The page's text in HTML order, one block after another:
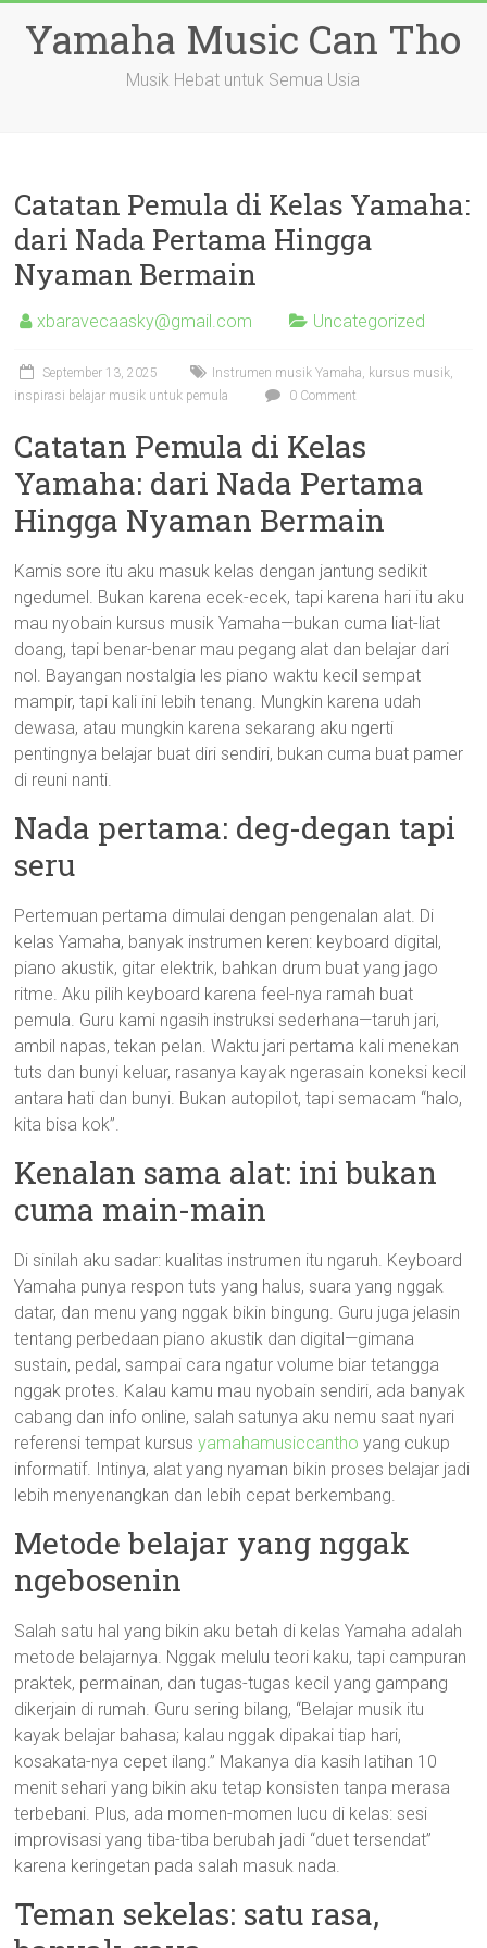
contentYamaha Music Can Tho
Musik Hebat untuk Semua Usia
Catatan Pemula di Kelas Yamaha:
dari Nada Pertama Hingga
Nyaman Bermain
xbaravecaasky@gmail.com Uncategorized
September 13, 2025
Instrumen musik Yamaha, kursus musik,
inspirasi belajar musik untuk pemula
0 Comment
Catatan Pemula di Kelas
Yamaha: dari Nada Pertama
Hingga Nyaman Bermain
Kamis sore itu aku masuk kelas dengan jantung sedikit
ngedumel. Bukan karena ecek-ecek, tapi karena hari itu aku
mau nyobain kursus musik Yamaha—bukan cuma liat-liat
doang, tapi benar-benar mau pegang alat dan belajar dari
nol. Bayangan nostalgia les piano waktu kecil sempat
mampir, tapi kali ini lebih tenang. Mungkin karena udah
dewasa, atau mungkin karena sekarang aku ngerti
pentingnya belajar buat diri sendiri, bukan cuma buat pamer
di reuni nanti.
Nada pertama: deg-degan tapi
seru
Pertemuan pertama dimulai dengan pengenalan alat. Di
kelas Yamaha, banyak instrumen keren: keyboard digital,
piano akustik, gitar elektrik, bahkan drum buat yang jago
ritme. Aku pilih keyboard karena feel-nya ramah buat
pemula. Guru kami ngasih instruksi sederhana—taruh jari,
ambil napas, tekan pelan. Waktu jari pertama kali menekan
tuts dan bunyi keluar, rasanya kayak ngerasain koneksi kecil
antara hati dan bunyi. Bukan autopilot, tapi semacam “halo,
kita bisa kok”.
Kenalan sama alat: ini bukan
cuma main-main
Di sinilah aku sadar: kualitas instrumen itu ngaruh. Keyboard
Yamaha punya respon tuts yang halus, suara yang nggak
datar, dan menu yang nggak bikin bingung. Guru juga jelasin
tentang perbedaan piano akustik dan digital—gimana
sustain, pedal, sampai cara ngatur volume biar tetangga
nggak protes. Kalau kamu mau nyobain sendiri, ada banyak
cabang dan info online, salah satunya aku nemu saat nyari
referensi tempat kursusyamahamusiccantho yang cukup
informatif. Intinya, alat yang nyaman bikin proses belajar jadi
lebih menyenangkan dan lebih cepat berkembang.
Metode belajar yang nggak
ngebosenin
Salah satu hal yang bikin aku betah di kelas Yamaha adalah
metode belajarnya. Nggak melulu teori kaku, tapi campuran
praktek, permainan, dan tugas-tugas kecil yang gampang
dikerjain di rumah. Guru sering bilang, “Belajar musik itu
kayak belajar bahasa; kalau nggak dipakai tiap hari,
kosakata-nya cepet ilang.” Makanya dia kasih latihan 10
menit sehari yang bikin aku tetap konsisten tanpa merasa
terbebani. Plus, ada momen-momen lucu di kelas: sesi
improvisasi yang tiba-tiba berubah jadi “duet tersendat”
karena keringetan pada salah masuk nada.
Teman sekelas: satu rasa,